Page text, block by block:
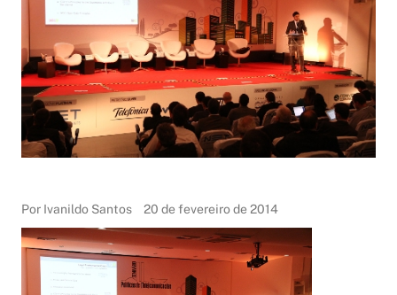
Por Ivanildo Santos 20 de fevereiro de 2014